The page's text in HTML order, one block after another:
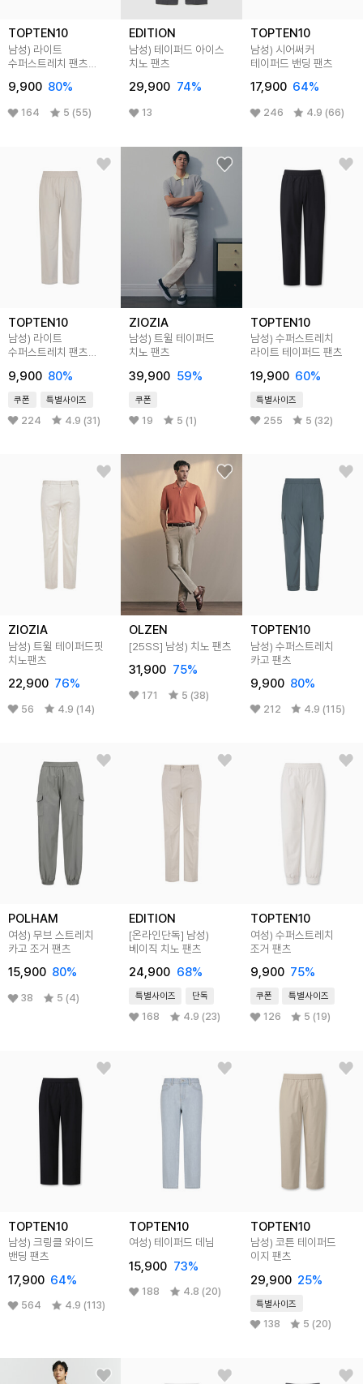
TOPTEN10
남성) 라이트
수퍼스트레치 팬츠
9,900 80%
164 5 (55)
EDITION
남성) 테이퍼드 아이스
치노 팬츠
29,900 74%
13
TOPTEN10
남성) 시어써커
테이퍼드 밴딩 팬츠
17,900 64%
246 4.9 (66)
TOPTEN10
남성) 라이트
수퍼스트레치 팬츠
9,900 80%
쿠폰 특별사이즈
224 4.9 (31)
ZIOZIA
남성) 트윌 테이퍼드
치노 팬츠
39,900 59%
쿠폰
19 5 (1)
TOPTEN10
남성) 수퍼스트레치
라이트 테이퍼드 팬츠
19,900 60%
특별사이즈
255 5 (32)
ZIOZIA
남성) 트윌 테이퍼드핏
치노팬츠
22,900 76%
56 4.9 (14)
OLZEN
[25SS] 남성) 치노 팬츠
31,900 75%
171 5 (38)
TOPTEN10
남성) 수퍼스트레치
카고 팬츠
9,900 80%
212 4.9 (115)
POLHAM
여성) 무브 스트레치
카고 조거 팬츠
15,900 80%
38 5 (4)
EDITION
[온라인단독] 남성)
베이직 치노 팬츠
24,900 68%
특별사이즈 단독
168 4.9 (23)
TOPTEN10
여성) 수퍼스트레치
조거 팬츠
9,900 75%
쿠폰 특별사이즈
126 5 (19)
TOPTEN10
남성) 크링클 와이드
밴딩 팬츠
17,900 64%
564 4.9 (113)
TOPTEN10
여성) 테이퍼드 데님
15,900 73%
188 4.8 (20)
TOPTEN10
남성) 코튼 테이퍼드
이지 팬츠
29,900 25%
특별사이즈
138 5 (20)